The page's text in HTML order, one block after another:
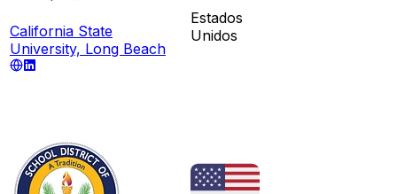
California State
University, Long Beach
Estados
Unidos